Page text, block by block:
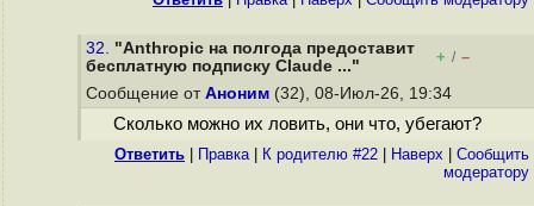
32. "Anthropic на полгода предоставит
бесплатную подписку Claude ..."
+ / –
Сообщение от Аноним (32), 08-Июл-26, 19:34
Сколько можно их ловить, они что, убегают?
Ответить Правка| К родителю #22 Наверх
Cообщить
модератору